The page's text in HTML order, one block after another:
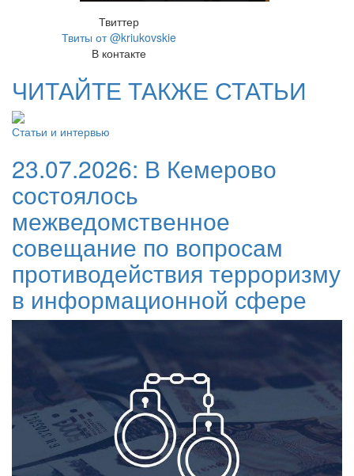
Твиттер
Твиты от @kriukovskie
В контакте
ЧИТАЙТЕ ТАКЖЕ СТАТЬИ
Статьи и интервью
23.07.2026: В Кемерово
состоялось
межведомственное
совещание по вопросам
противодействия терроризму
в информационной сфере